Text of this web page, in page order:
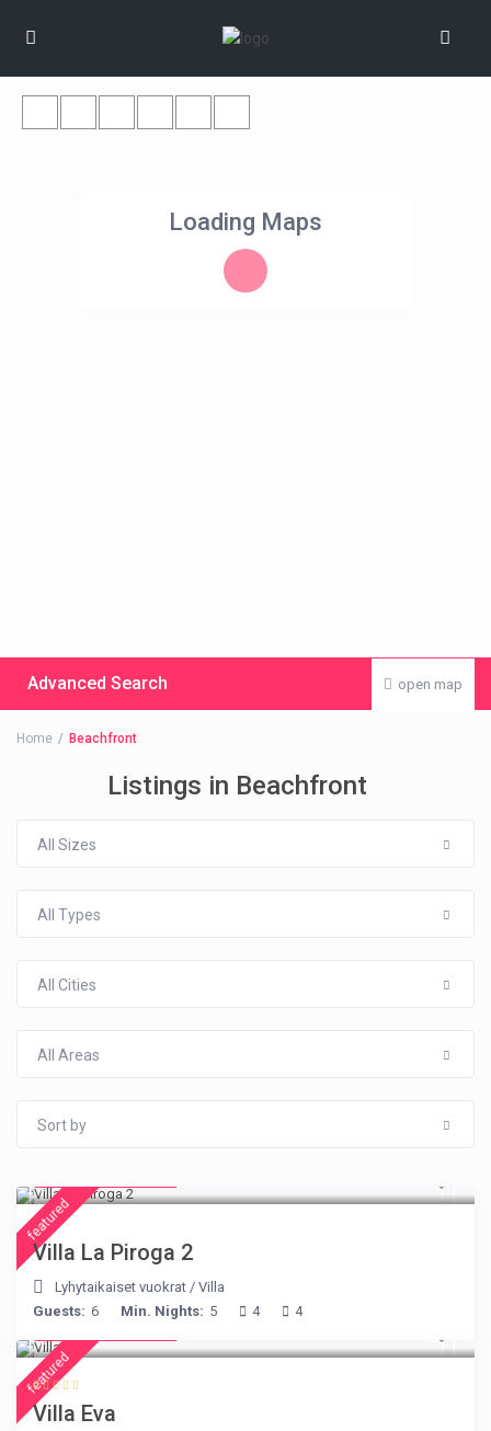
Loading Maps
open map
Advanced Search
Home Beachfront
Listings in Beachfront
All Sizes
All Types
All Cities
All Areas
Sort by
featured
Villa La Piroga 2
Lyhytaikaiset vuokrat /Villa
Guests: 6 Min. Nights: 5 4 4
featured
Villa Eva